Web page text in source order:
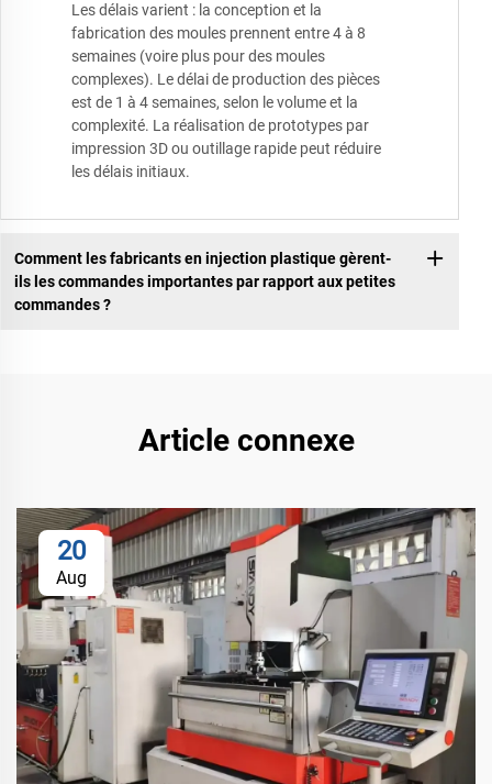
Les délais varient : la conception et la
fabrication des moules prennent entre 4 à 8
semaines (voire plus pour des moules
complexes). Le délai de production des pièces
est de 1 à 4 semaines, selon le volume et la
complexité. La réalisation de prototypes par
impression 3D ou outillage rapide peut réduire
les délais initiaux.
Comment les fabricants en injection plastique gèrent-
ils les commandes importantes par rapport aux petites
commandes ?
Article connexe
20
Aug